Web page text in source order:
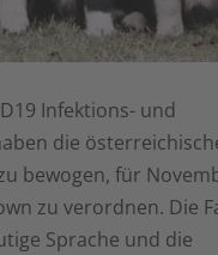
Infektions- und
die
bewogen, für
zu verordnen. Die
Sprache und die